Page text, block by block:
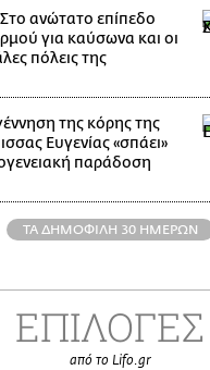
Στο ανώτατο επίπεδο
για καύσωνα και οι
πόλεις της
της κόρης της
Ευγενίας «σπάει»
παράδοση
ΤΑ ΔΗΜΟΦΙΛΗ 30 ΗΜΕΡΩΝ
ΕΠΙΛΟΓΕΣ
από το Lifo.gr